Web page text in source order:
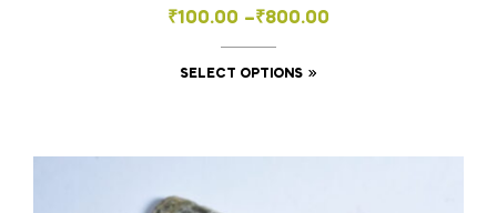
₹100.00 –₹800.00
Price
range:
₹100.00
SELECT OPTIONS
multiple